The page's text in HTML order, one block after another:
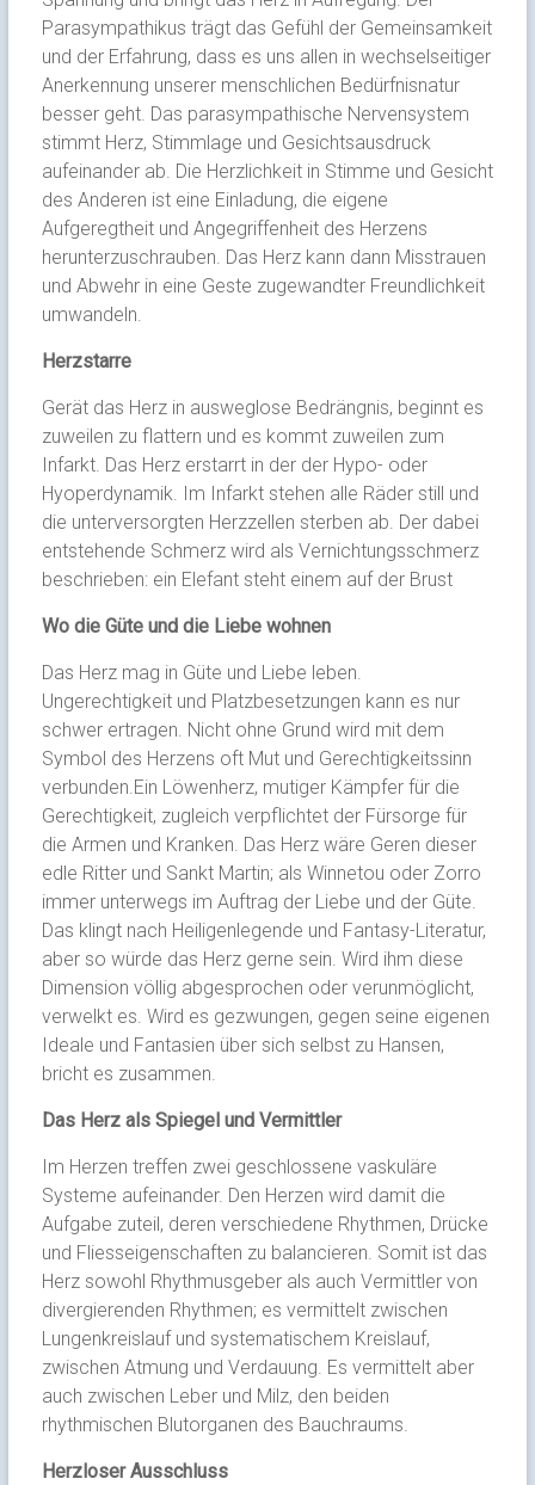
Parasympathikus trägt das Gefühl der Gemeinsamkeit
und der Erfahrung, dass es uns allen in wechselseitiger
Anerkennung unserer menschlichen Bedürfnisnatur
besser geht. Das parasympathische Nervensystem
stimmt Herz, Stimmlage und Gesichtsausdruck
aufeinander ab. Die Herzlichkeit in Stimme und Gesicht
des Anderen ist eine Einladung, die eigene
Aufgeregtheit und Angegriffenheit des Herzens
herunterzuschrauben. Das Herz kann dann Misstrauen
und Abwehr in eine Geste zugewandter Freundlichkeit
umwandeln.
Herzstarre
Gerät das Herz in ausweglose Bedrängnis, beginnt es
zuweilen zu flattern und es kommt zuweilen zum
Infarkt. Das Herz erstarrt in der der Hypo- oder
Hyoperdynamik. Im Infarkt stehen alle Räder still und
die unterversorgten Herzzellen sterben ab. Der dabei
entstehende Schmerz wird als Vernichtungsschmerz
beschrieben: ein Elefant steht einem auf der Brust
Wo die Güte und die Liebe wohnen
Das Herz mag in Güte und Liebe leben.
Ungerechtigkeit und Platzbesetzungen kann es nur
schwer ertragen. Nicht ohne Grund wird mit dem
Symbol des Herzens oft Mut und Gerechtigkeitssinn
verbunden.Ein Löwenherz, mutiger Kämpfer für die
Gerechtigkeit, zugleich verpflichtet der Fürsorge für
die Armen und Kranken. Das Herz wäre Geren dieser
edle Ritter und Sankt Martin; als Winnetou oder Zorro
immer unterwegs im Auftrag der Liebe und der Güte.
Das klingt nach Heiligenlegende und Fantasy-Literatur,
aber so würde das Herz gerne sein. Wird ihm diese
Dimension völlig abgesprochen oder verunmöglicht,
verwelkt es. Wird es gezwungen, gegen seine eigenen
Ideale und Fantasien über sich selbst zu Hansen,
bricht es zusammen.
Das Herz als Spiegel und Vermittler
Im Herzen treffen zwei geschlossene vaskuläre
Systeme aufeinander. Den Herzen wird damit die
Aufgabe zuteil, deren verschiedene Rhythmen, Drücke
und Fliesseigenschaften zu balancieren. Somit ist das
Herz sowohl Rhythmusgeber als auch Vermittler von
divergierenden Rhythmen; es vermittelt zwischen
Lungenkreislauf und systematischem Kreislauf,
zwischen Atmung und Verdauung. Es vermittelt aber
auch zwischen Leber und Milz, den beiden
rhythmischen Blutorganen des Bauchraums.
Herzloser Ausschluss